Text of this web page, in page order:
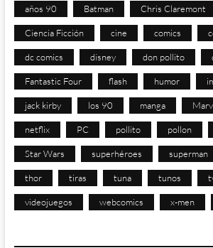
años 90 Batman Chris Claremont
Ciencia Ficción cine comics
dc comics disney don pollito
Fantastic Four flash humor
jack kirby los 90 manga
netflix PC pollito pollon
Star Wars superhéroes superman
thor tiras tuna tunos
videojuegos webcomics x-men